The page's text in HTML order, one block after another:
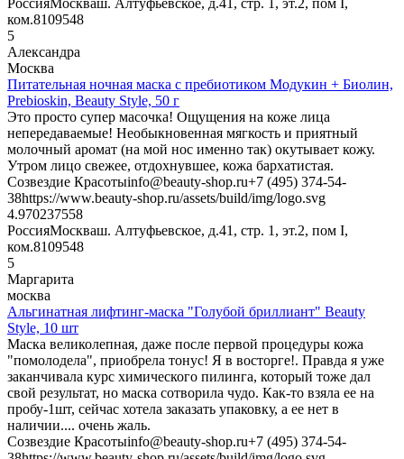
ком.8109548
5
Александра
Москва
Питательная ночная маска с пребиотиком Модукин + Биолин,
Prebioskin, Beauty Style, 50 г
Это просто супер масочка! Ощущения на коже лица
непередаваемые! Необыкновенная мягкость и приятный
молочный аромат (на мой нос именно так) окутывает кожу.
Утром лицо свежее, отдохнувшее, кожа бархатистая.
Созвездие Красотыinfo@beauty-shop.ru+7 (495) 374-54-
38https://www.beauty-shop.ru/assets/build/img/logo.svg
4.970237558
РоссияМоскваш. Алтуфьевское, д.41, стр. 1, эт.2, пом I,
ком.8109548
5
Маргарита
москва
Альгинатная лифтинг-маска "Голубой бриллиант" Beauty
Style, 10 шт
Маска великолепная, даже после первой процедуры кожа
"помолодела", приобрела тонус! Я в восторге!. Правда я уже
заканчивала курс химического пилинга, который тоже дал
свой результат, но маска сотворила чудо. Как-то взяла ее на
пробу-1шт, сейчас хотела заказать упаковку, а ее нет в
наличии.... очень жаль.
Созвездие Красотыinfo@beauty-shop.ru+7 (495) 374-54-